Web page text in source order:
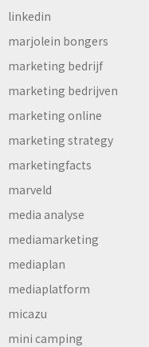
linkedin
marjolein bongers
marketing bedrijf
marketing bedrijven
marketing online
marketing strategy
marketingfacts
marveld
media analyse
mediamarketing
mediaplan
mediaplatform
micazu
mini camping